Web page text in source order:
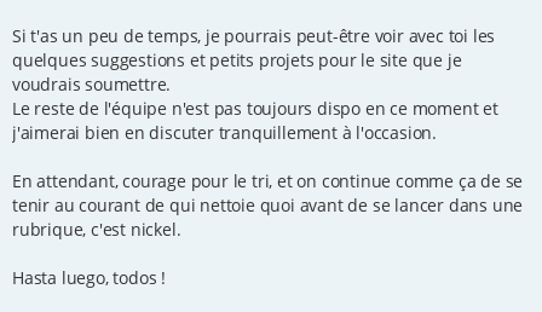
Si t'as un peu de temps, je pourrais peut-être voir avec toi les
quelques suggestions et petits projets pour le site que je
voudrais soumettre.
Le reste de l'équipe n'est pas toujours dispo en ce moment et
j'aimerai bien en discuter tranquillement à l'occasion.
En attendant, courage pour le tri, et on continue comme ça de se
tenir au courant de qui nettoie quoi avant de se lancer dans une
rubrique, c'est nickel.
Hasta luego, todos !